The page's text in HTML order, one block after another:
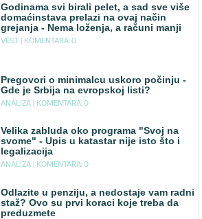
Godinama svi birali pelet, a sad sve više
domaćinstava prelazi na ovaj način
grejanja - Nema loženja, a računi manji
VEST | KOMENTARA: 0
Pregovori o minimalcu uskoro počinju -
Gde je Srbija na evropskoj listi?
ANALIZA | KOMENTARA: 0
Velika zabluda oko programa "Svoj na
svome" - Upis u katastar nije isto što i
legalizacija
ANALIZA | KOMENTARA: 0
Odlazite u penziju, a nedostaje vam radni
staž? Ovo su prvi koraci koje treba da
preduzmete